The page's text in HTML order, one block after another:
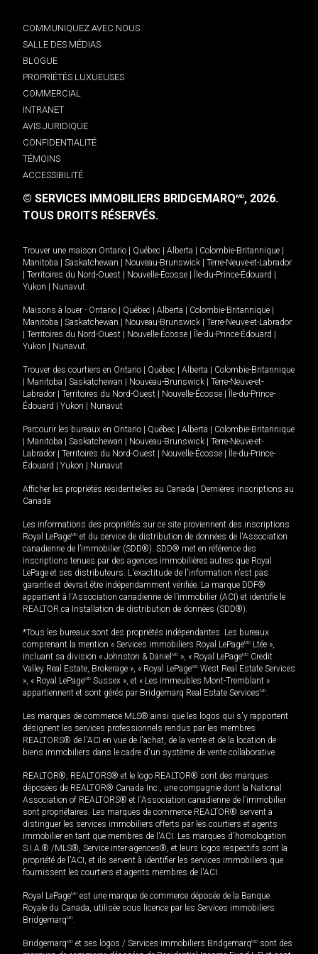
COMMUNIQUEZ AVEC NOUS
SALLE DES MÉDIAS
BLOGUE
PROPRIÉTÉS LUXUEUSES
COMMERCIAL
INTRANET
AVIS JURIDIQUE
CONFIDENTIALITÉ
TÉMOINS
ACCESSIBILITÉ
© SERVICES IMMOBILIERS BRIDGEMARQMD, 2026.
TOUS DROITS RÉSERVÉS.
Trouver une maison Ontario Québec Alberta Colombie-Britannique
Manitoba
Saskatchewan Nouveau-Brunswick
Terre-Neuve-et-Labrador
Territoires du Nord-Ouest Nouvelle-Écosse Île-du-Prince-Édouard
Yukon
Nunavut.
Maisons à louer - Ontario Québec Alberta Colombie-Britannique
Manitoba
Saskatchewan Nouveau-Brunswick
Terre-Neuve-et-Labrador
Territoires du Nord-Ouest Nouvelle-Écosse Île-du-Prince-Édouard
Yukon
Nunavut.
Trouver des courtiers en Ontario Québec Alberta
Colombie-Britannique
Manitoba Saskatchewan Nouveau-Brunswick
Terre-Neuve-et-
Labrador
Territoires du Nord-Ouest Nouvelle-Écosse
Île-du-Prince-
Édouard
Yukon Nunavut
Parcourir les bureaux en Ontario Québec Alberta
Colombie-Britannique
Manitoba Saskatchewan Nouveau-Brunswick
Terre-Neuve-et-
Labrador
Territoires du Nord-Ouest Nouvelle-Écosse
Île-du-Prince-
Édouard
Yukon Nunavut
Afficher les propriétés résidentielles au Canada
Dernières inscriptions au
Canada
Les informations des propriétés sur ce site proviennent des inscriptions
Royal LePageMD et du service de distribution de données de l'Association
canadienne de l’immobilier (SDD®). SDD® met en référence des
inscriptions tenues par des agences immobilières autres que Royal
LePage et ses distributeurs. L'exactitude de l'information n'est pas
garantie et devrait être indépendamment vérifiée. La marque DDF®
appartient à l'Association canadienne de l’immobilier (ACI) et identifie le
REALTOR.ca Installation de distribution de données (SDD®).
*Tous les bureaux sont des propriétés indépendantes. Les bureaux
comprenant la mention « Services immobiliers Royal LePageMD Ltée »,
incluant sa division « Johnston & Daniel MD », « Royal LePageMD Credit
Valley Real Estate, Brokerage », « Royal LePageMD West Real Estate Services
», « Royal LePageMD Sussex », et « Les immeubles Mont-Tremblant »
appartiennent et sont gérés par Bridgemarq Real Estate ServicesMD.
Les marques de commerce MLS® ainsi que les logos qui s'y rapportent
désignent les services professionnels rendus par les membres
REALTORS® de l'ACI en vue de l'achat, de la vente et de la location de
biens immobiliers dans le cadre d'un système de vente collaborative.
REALTOR®, REALTORS® et le logo REALTOR® sont des marques
déposées de REALTOR® Canada Inc., une compagnie dont la National
Association of REALTORS® et l'Association canadienne de l’immobilier
sont propriétaires. Les marques de commerce REALTOR® servent à
distinguer les services immobiliers offerts par les courtiers et agents
immobilier en tant que membres de l'ACI. Les marques d'homologation
S.I.A.® /MLS®, Service inter-agences®, et leurs logos respectifs sont la
propriété de l'ACI, et ils servent à identifier les services immobiliers que
fournissent les courtiers et agents membres de l'ACI.
Royal LePageMD est une marque de commerce déposée de la Banque
Royale du Canada, utilisée sous licence par les Services immobiliers
BridgemarqMD.
BridgemarqMD et ses logos / Services immobiliers BridgemarqMD sont des